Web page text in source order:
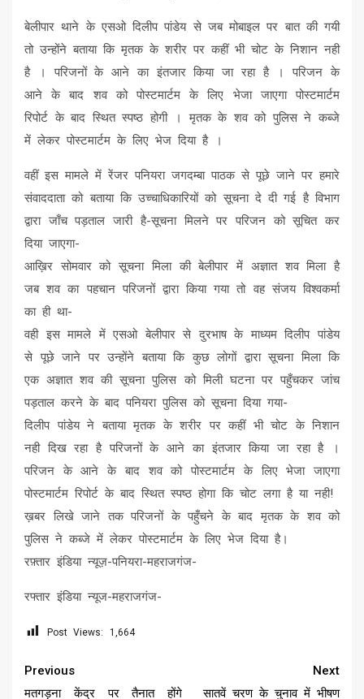
बेलीपार थाने के एसओ दिलीप पांडेय से जब मोबाइल पर बात की गयी
तो उन्होंने बताया कि मृतक के शरीर पर कहीं भी चोट के निशान नही
है । परिजनों के आने का इंतजार किया जा रहा है । परिजन के
आने के बाद शव को पोस्टमार्टम के लिए भेजा जाएगा पोस्टमार्टम
रिपोर्ट के बाद स्थित स्पष्ठ होगी । मृतक के शव को पुलिस ने कब्जे
में लेकर पोस्टमार्टम के लिए भेज दिया है ।
वहीं इस मामले में रेंजर पनियरा जगदम्बा पाठक से पूछे जाने पर हमारे
संवाददाता को बताया कि उच्चाधिकारियों को सूचना दे दी गई है विभाग
द्वारा जाँच पड़ताल जारी है-सूचना मिलने पर परिजन को सूचित कर
दिया जाएगा-
आख़िर सोमवार को सूचना मिला की बेलीपार में अज्ञात शव मिला है
जब शव का पहचान परिजनों द्वारा किया गया तो वह संजय विश्वकर्मा
का ही था-
वही इस मामले में एसओ बेलीपार से दुरभाष के माध्यम दिलीप पांडेय
से पूछे जाने पर उन्होंने बताया कि कुछ लोगों द्वारा सूचना मिला कि
एक अज्ञात शव की सूचना पुलिस को मिली घटना पर पहुँचकर जांच
पड़ताल करने के बाद पनियरा पुलिस को सूचना दिया गया-
दिलीप पांडेय ने बताया मृतक के शरीर पर कहीं भी चोट के निशान
नही दिख रहा है परिजनों के आने का इंतजार किया जा रहा है ।
परिजन के आने के बाद शव को पोस्टमार्टम के लिए भेजा जाएगा
पोस्टमार्टम रिपोर्ट के बाद स्थित स्पष्ठ होगा कि चोट लगा है या नही!
ख़बर लिखे जाने तक परिजनों के पहुँचने के बाद मृतक के शव को
पुलिस ने कब्जे में लेकर पोस्टमार्टम के लिए भेज दिया है।
रफ़्तार इंडिया न्यूज़-पनियरा-महराजगंज-
रफ्तार इंडिया न्यूज-महराजगंज-
Post Views: 1,664
Continue
Previous
मतगड़ना केंद्र पर तैनात होंगे
Next
सातवें चरण के चुनाव में भीषण